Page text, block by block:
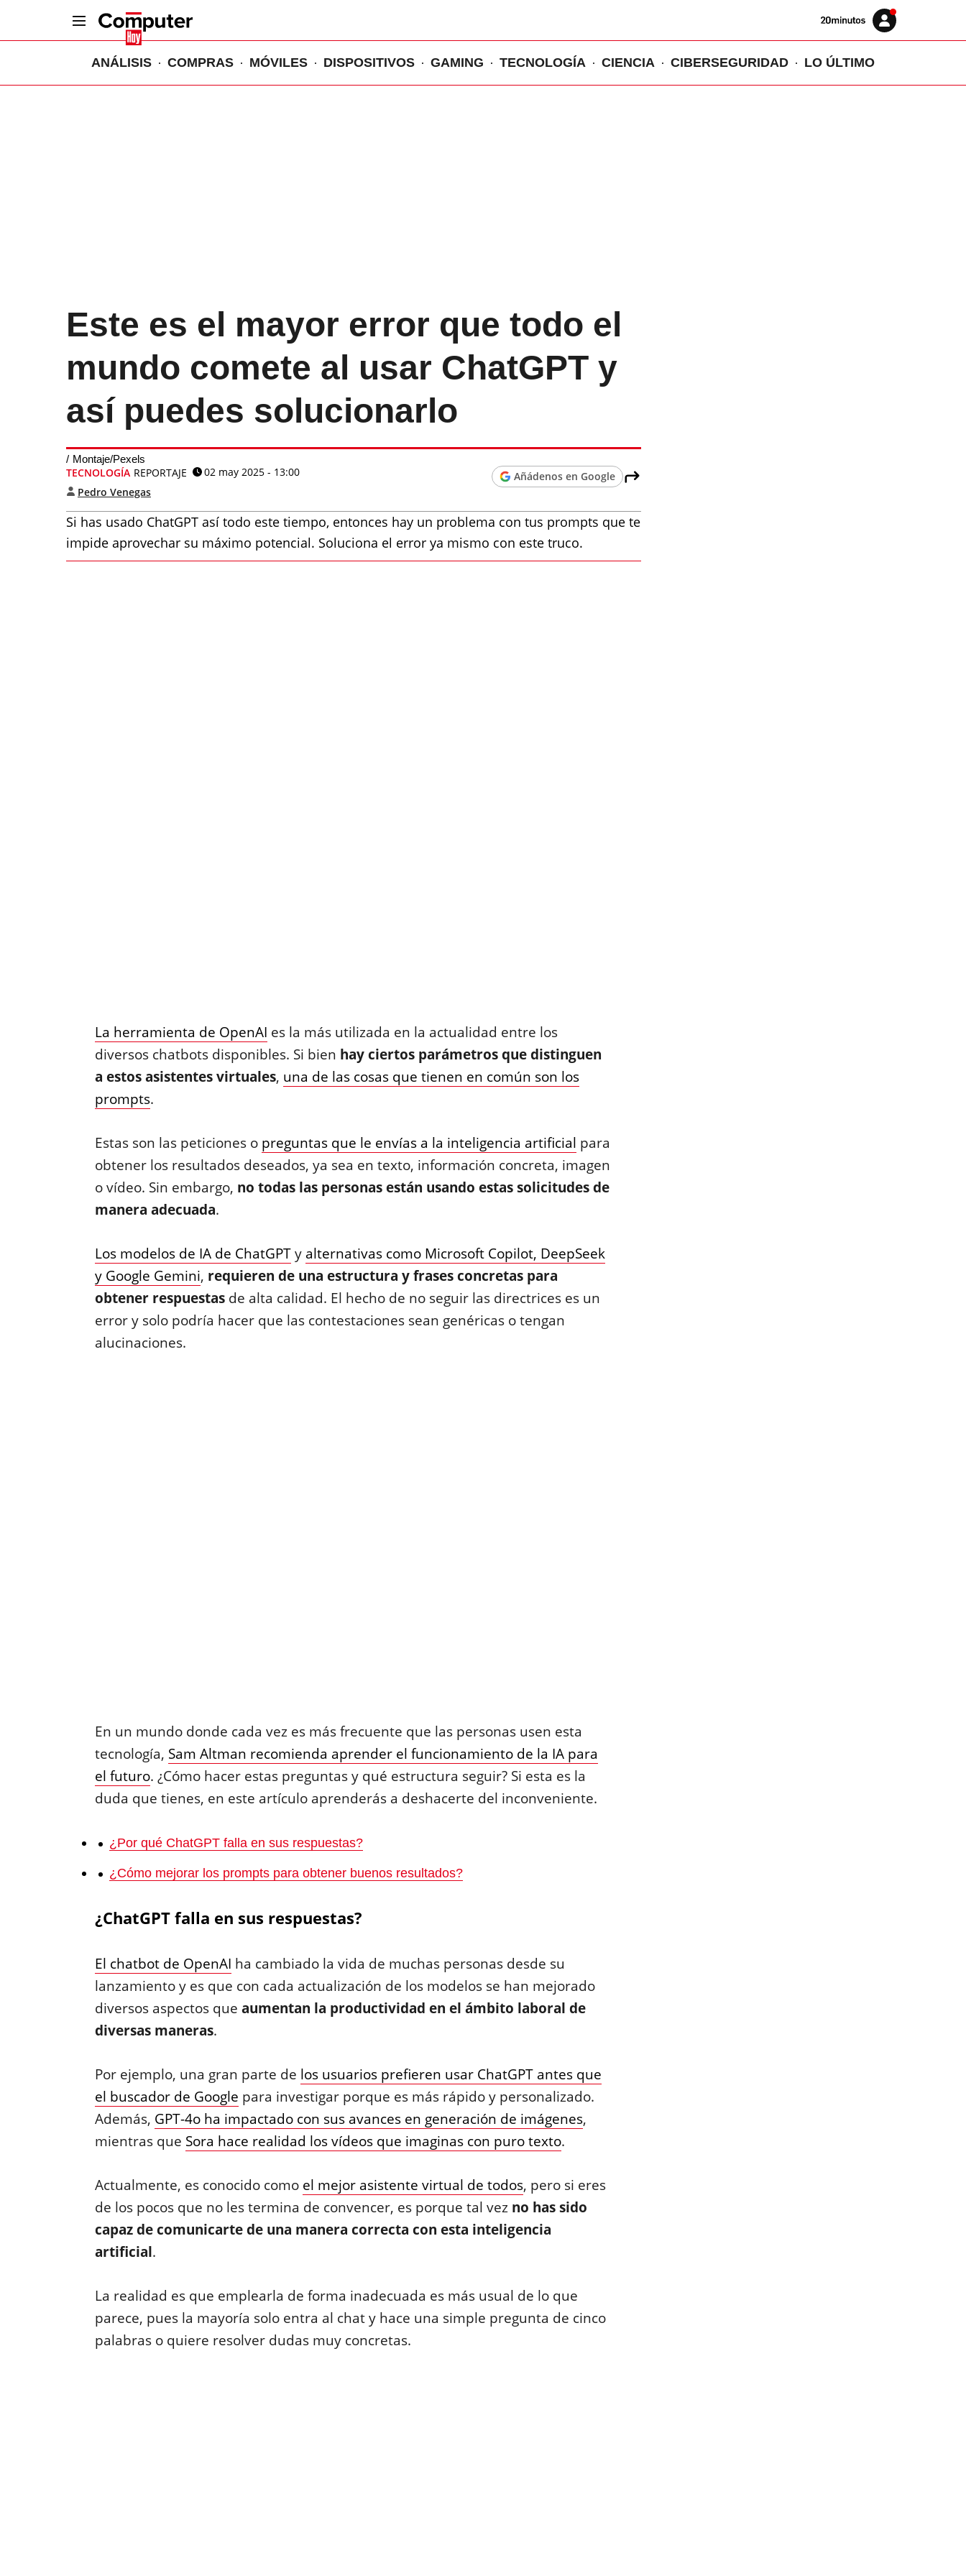
Volver
Iniciar
sesión
ANÁLISIS COMPRAS MÓVILES DISPOSITIVOS GAMING TECNOLOGÍA CIENCIA CIBERSEGURIDAD LO ÚLTIMO
Este es el mayor error que todo el
mundo comete al usar ChatGPT y
así puedes solucionarlo
Montaje/Pexels
TECNOLOGÍA REPORTAJE
02 may 2025 - 13:00
Pedro Venegas
Añádenos en Google
Si has usado ChatGPT así todo este tiempo, entonces hay un problema con tus prompts que te
impide aprovechar su máximo potencial. Soluciona el error ya mismo con este truco.
La herramienta de OpenAI es la más utilizada en la actualidad entre los
diversos chatbots disponibles. Si bien hay ciertos parámetros que distinguen
a estos asistentes virtuales, una de las cosas que tienen en común son los
prompts.
Estas son las peticiones o preguntas que le envías a la inteligencia artificial para
obtener los resultados deseados, ya sea en texto, información concreta, imagen
o vídeo. Sin embargo, no todas las personas están usando estas solicitudes de
manera adecuada.
Los modelos de IA de ChatGPTy alternativas como Microsoft Copilot, DeepSeek
y Google Gemini, requieren de una estructura y frases concretas para
obtener respuestasde alta calidad. El hecho de no seguir las directrices es un
error y solo podría hacer que las contestaciones sean genéricas o tengan
alucinaciones.
En un mundo donde cada vez es más frecuente que las personas usen esta
tecnología, Sam Altman recomienda aprender el funcionamiento de la IA para
el futuro. ¿Cómo hacer estas preguntas y qué estructura seguir? Si esta es la
duda que tienes, en este artículo aprenderás a deshacerte del inconveniente.
¿Por qué ChatGPT falla en sus respuestas?
¿Cómo mejorar los prompts para obtener buenos resultados?
¿ChatGPT falla en sus respuestas?
El chatbot de OpenAI ha cambiado la vida de muchas personas desde su
lanzamiento y es que con cada actualización de los modelos se han mejorado
diversos aspectos que aumentan la productividad en el ámbito laboral de
diversas maneras.
Por ejemplo, una gran parte de los usuarios prefieren usar ChatGPT antes que
el buscador de Google para investigar porque es más rápido y personalizado.
Además, GPT-4o ha impactado con sus avances en generación de imágenes,
mientras que Sora hace realidad los vídeos que imaginas con puro texto.
Actualmente, es conocido como el mejor asistente virtual de todos, pero si eres
de los pocos que no les termina de convencer, es porque tal vez no has sido
capaz de comunicarte de una manera correcta con esta inteligencia
artificial.
La realidad es que emplearla de forma inadecuada es más usual de lo que
parece, pues la mayoría solo entra al chat y hace una simple pregunta de cinco
palabras o quiere resolver dudas muy concretas.